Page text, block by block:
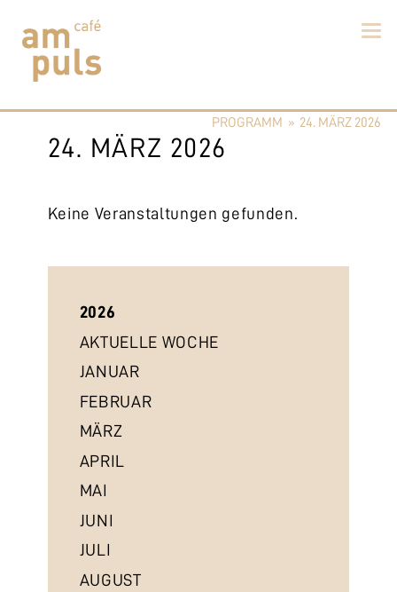
Cafe am Puls
Der beste Kaffee im Zollikerberg
PROGRAMM » 24. MÄRZ 2026
24. MÄRZ 2026
Keine Veranstaltungen gefunden.
2026
AKTUELLE WOCHE
JANUAR
FEBRUAR
MÄRZ
APRIL
MAI
JUNI
JULI
AUGUST